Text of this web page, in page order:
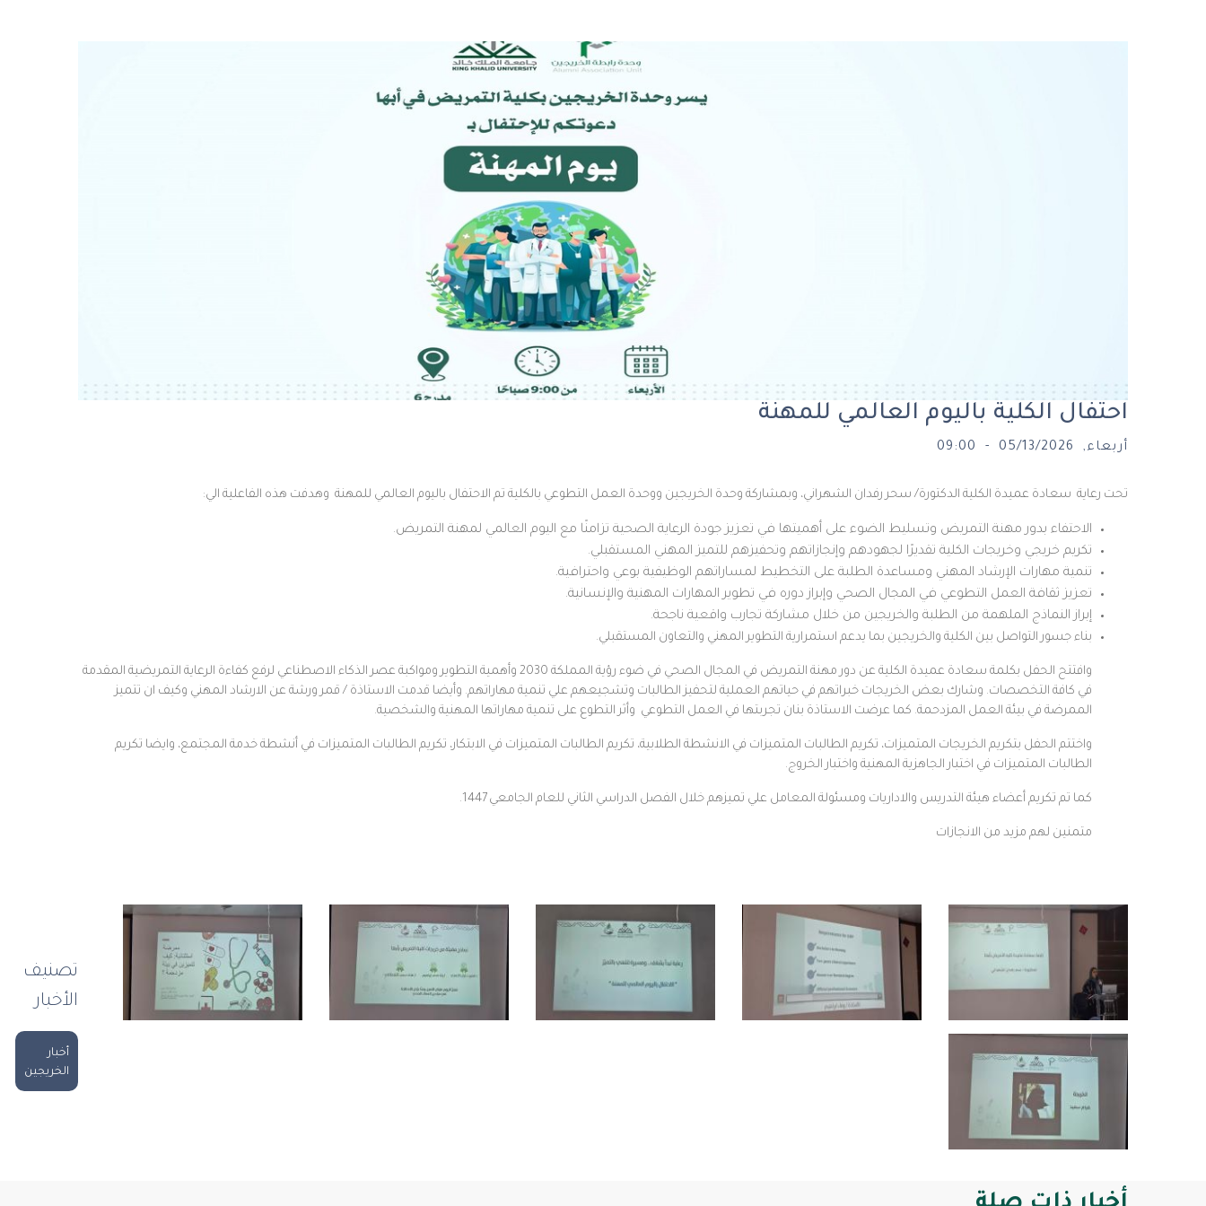
احتفال الكلية باليوم العالمي للمهنة
أربعاء, 05/13/2026 - 09:00
تحت رعاية سعادة عميدة الكلية الدكتورة/ سحر رفدان الشهراني، وبمشاركة وحدة الخريجين ووحدة العمل التطوعي بالكلية تم الاحتفال باليوم العالمي للمهنة وهدفت هذه الفاعلية الي:
الاحتفاء بدور مهنة التمريض وتسليط الضوء على أهميتها في تعزيز جودة الرعاية الصحية تزامنًا مع اليوم العالمي لمهنة التمريض.
تكريم خريجي وخريجات الكلية تقديرًا لجهودهم وإنجازاتهم وتحفيزهم للتميز المهني المستقبلي.
تنمية مهارات الإرشاد المهني ومساعدة الطلبة على التخطيط لمساراتهم الوظيفية بوعي واحترافية.
تعزيز ثقافة العمل التطوعي في المجال الصحي وإبراز دوره في تطوير المهارات المهنية والإنسانية.
إبراز النماذج الملهمة من الطلبة والخريجين من خلال مشاركة تجارب واقعية ناجحة.
بناء جسور التواصل بين الكلية والخريجين بما يدعم استمرارية التطوير المهني والتعاون المستقبلي.
وافتتح الحفل بكلمة سعادة عميدة الكلية عن دور مهنة التمريض في المجال الصحي في ضوء رؤية المملكة 2030 وأهمية التطوير ومواكبة عصر الذكاء الاصطناعي لرفع كفاءة الرعاية التمريضية المقدمة
في كافة التخصصات. وشارك بعض الخريجات خبراتهم في حياتهم العملية لتحفيز الطالبات وتشجيعهم علي تنمية مهاراتهم. وأيضا قدمت الاستاذة / قمر ورشة عن الارشاد المهني وكيف ان تتميز
الممرضة في بيئة العمل المزدحمة. كما عرضت الاستاذة بنان تجربتها في العمل التطوعي وأثر التطوع على تنمية مهاراتها المهنية والشخصية.
واختتم الحفل بتكريم الخريجات المتميزات، تكريم الطالبات المتميزات في الانشطة الطلابية، تكريم الطالبات المتميزات في الابتكار، تكريم الطالبات المتميزات في أنشطة خدمة المجتمع، وايضا تكريم
الطالبات المتميزات في اختبار الجاهزية المهنية واختبار الخروج.
كما تم تكريم أعضاء هيئة التدريس والاداريات ومسئولة المعامل علي تميزهم خلال الفصل الدراسي الثاني للعام الجامعي 1447.
متمنين لهم مزيد من الانجازات
تصنيف
الأخبار
أخبار
الخريجين